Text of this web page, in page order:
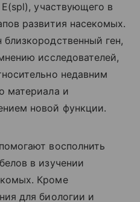
участвующего в
развития насекомых.
ген,
исследователей,
недавним
материала и
новой функции.
восполнить
в изучении
Кроме
для биологии и